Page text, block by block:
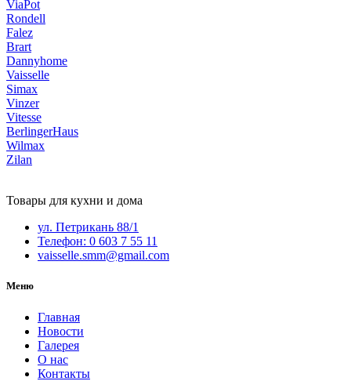
ViaPot
Rondell
Falez
Brart
Dannyhome
Vaisselle
Simax
Vinzer
Vitesse
BerlingerHaus
Wilmax
Zilan
Товары для кухни и дома
ул. Петрикань 88/1
Телефон: 0 603 7 55 11
vaisselle.smm@gmail.com
Меню
Главная
Новости
Галерея
О нас
Контакты